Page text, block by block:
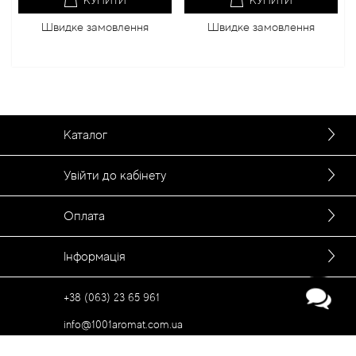
Швидке замовлення Швидке замовлення
Каталог
Увійти до кабінету
Оплата
Інформація
+38 (063) 23 65 961
info@1001aromat.com.ua